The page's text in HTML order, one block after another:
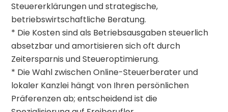
Steuererklärungen und strategische,
betriebswirtschaftliche Beratung.
* Die Kosten sind als Betriebsausgaben steuerlich
absetzbar und amortisieren sich oft durch
Zeitersparnis und Steueroptimierung.
* Die Wahl zwischen Online-Steuerberater und
lokaler Kanzlei hängt von Ihren persönlichen
Präferenzen ab; entscheidend ist die